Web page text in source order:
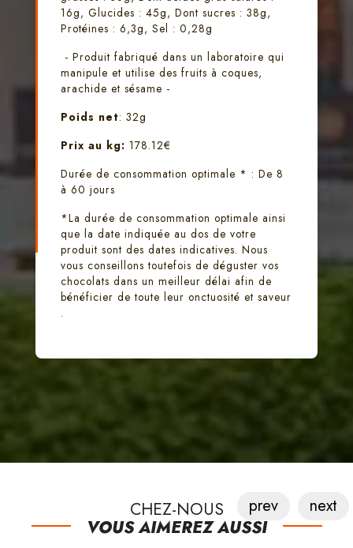
16g, Glucides : 45g, Dont sucres : 38g,
Protéines : 6,3g, Sel : 0,28g
- Produit fabriqué dans un laboratoire qui
manipule et utilise des fruits à coques,
arachide et sésame -
Poids net: 32g
Prix au kg: 178.12€
Durée de consommation optimale * : De 8
à 60 jours
*La durée de consommation optimale ainsi
que la date indiquée au dos de votre
produit sont des dates indicatives. Nous
vous conseillons toutefois de déguster vos
chocolats dans un meilleur délai afin de
bénéficier de toute leur onctuosité et saveur
.
CHEZ-NOUS
VOUS AIMEREZ AUSSI
prev next